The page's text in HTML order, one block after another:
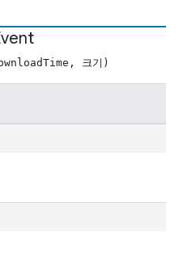
크기)